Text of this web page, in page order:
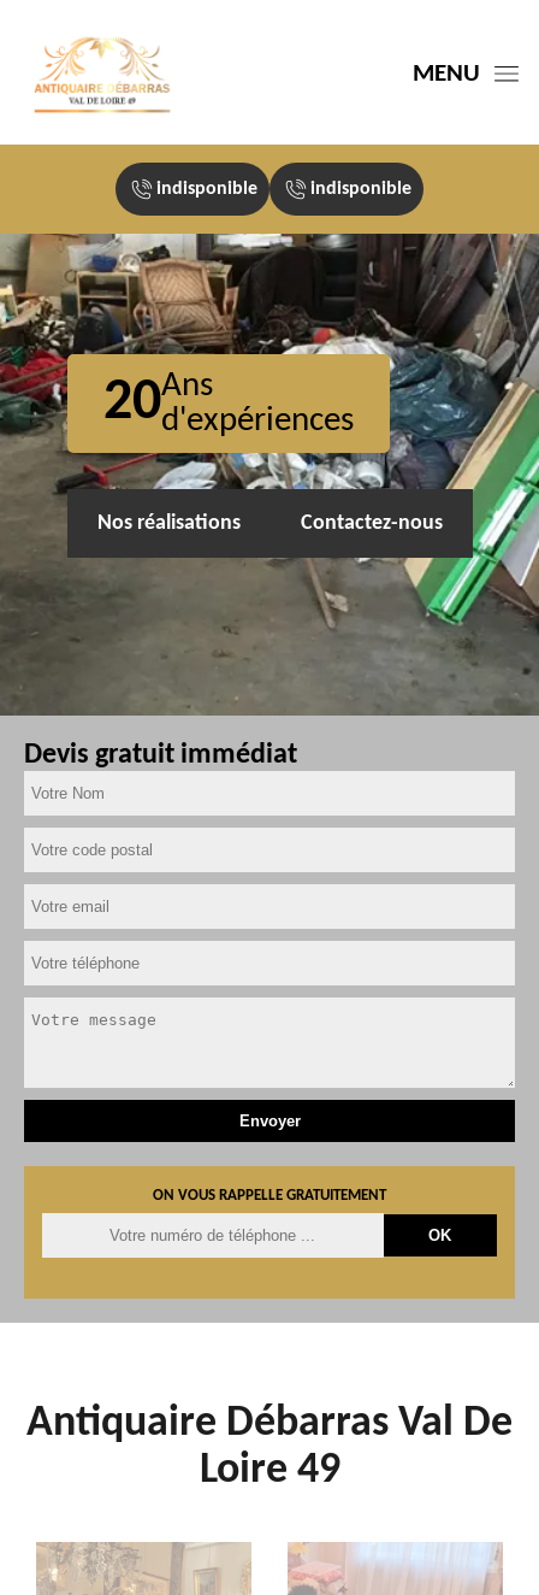
MENU
indisponible indisponible
20Ans
d'expériences
Nos réalisations Contactez-nous
Devis gratuit immédiat
ON VOUS RAPPELLE GRATUITEMENT
Antiquaire Débarras Val De
Loire 49